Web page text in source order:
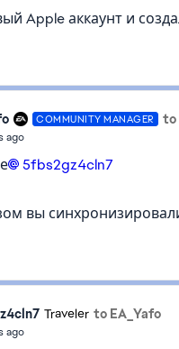
Apple аккаунт и
COMMUNITY MANAGER to
ago
5fbs2gz4cln7​
вы
Traveler to EA_Yafo
ago